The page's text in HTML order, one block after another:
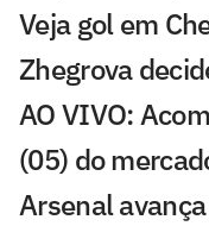
Veja gol em
Zhegrova
AO VIVO:
(05) do
Arsenal